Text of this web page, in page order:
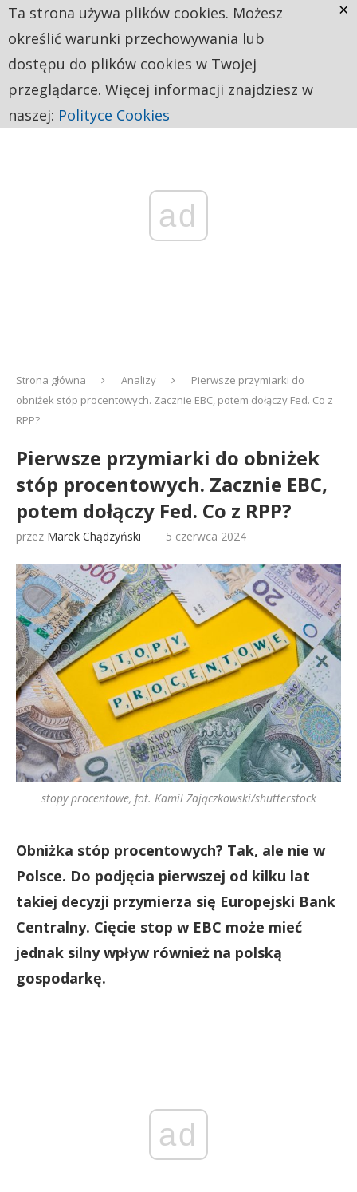
ad
Strona główna Analizy
Pierwsze przymiarki do
obniżek stóp procentowych. Zacznie EBC, potem dołączy Fed. Co z
RPP?
Pierwsze przymiarki do obniżek
stóp procentowych. Zacznie EBC,
potem dołączy Fed. Co z RPP?
przez Marek Chądzyński 5 czerwca 2024
stopy procentowe, fot. Kamil Zajączkowski/shutterstock
Obniżka stóp procentowych? Tak, ale nie w
Polsce. Do podjęcia pierwszej od kilku lat
takiej decyzji przymierza się Europejski Bank
Centralny. Cięcie stop w EBC może mieć
jednak silny wpływ również na polską
gospodarkę.
ad
Ta strona używa plików cookies. Możesz
określić warunki przechowywania lub
dostępu do plików cookies w Twojej
przeglądarce. Więcej informacji znajdziesz w
naszej: Polityce Cookies
×